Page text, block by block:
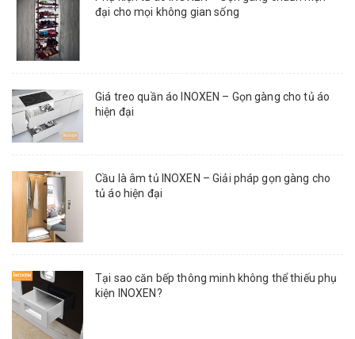
đại cho mọi không gian sống
Giá treo quần áo INOXEN – Gọn gàng cho tủ áo
hiện đại
Cầu là âm tủ INOXEN – Giải pháp gọn gàng cho
tủ áo hiện đại
Tại sao căn bếp thông minh không thể thiếu phụ
kiện INOXEN?